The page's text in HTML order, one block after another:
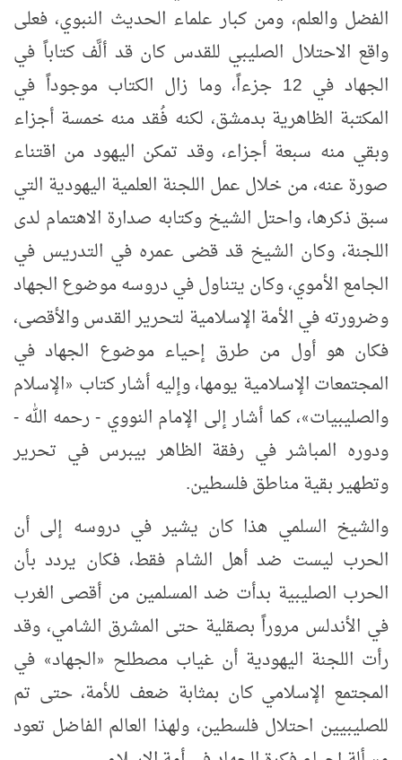
الفضل والعلم، ومن كبار علماء الحديث النبوي، فعلى
واقع الاحتلال الصليبي للقدس كان قد ألَّف كتاباً في
الجهاد في 12 جزءاً، وما زال الكتاب موجوداً في
المكتبة الظاهرية بدمشق، لكنه فُقد منه خمسة أجزاء
وبقي منه سبعة أجزاء، وقد تمكن اليهود من اقتناء
صورة عنه، من خلال عمل اللجنة العلمية اليهودية التي
سبق ذكرها، واحتل الشيخ وكتابه صدارة الاهتمام لدى
اللجنة، وكان الشيخ قد قضى عمره في التدريس في
الجامع الأموي، وكان يتناول في دروسه موضوع الجهاد
وضرورته في الأمة الإسلامية لتحرير القدس والأقصى،
فكان هو أول من طرق إحياء موضوع الجهاد في
المجتمعات الإسلامية يومها، وإليه أشار كتاب «الإسلام
والصليبيات»، كما أشار إلى الإمام النووي - رحمه الله -
ودوره المباشر في رفقة الظاهر بيبرس في تحرير
وتطهير بقية مناطق فلسطين.
والشيخ السلمي هذا كان يشير في دروسه إلى أن
الحرب ليست ضد أهل الشام فقط، فكان يردد بأن
الحرب الصليبية بدأت ضد المسلمين من أقصى الغرب
في الأندلس مروراً بصقلية حتى المشرق الشامي، وقد
رأت اللجنة اليهودية أن غياب مصطلح
«الجهاد» في
المجتمع الإسلامي كان بمثابة ضعف للأمة، حتى تم
للصليبيين احتلال فلسطين، ولهذا العالم الفاضل تعود